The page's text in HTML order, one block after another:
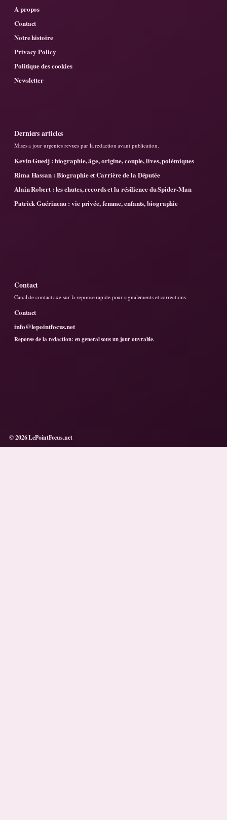
A propos
Contact
Notre histoire
Privacy Policy
Politique des cookies
Newsletter
Derniers articles
Mises a jour urgentes revues par la redaction avant publication.
Kevin Guedj : biographie, âge, origine, couple, lives, polémiques
Rima Hassan : Biographie et Carrière de la Députée
Alain Robert : les chutes, records et la résilience du Spider-Man
Patrick Guérineau : vie privée, femme, enfants, biographie
Contact
Canal de contact axe sur la reponse rapide pour signalements et corrections.
Contact
info@lepointfocus.net
Reponse de la redaction: en general sous un jour ouvrable.
© 2026 LePointFocus.net